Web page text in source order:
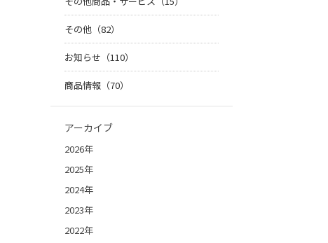
その他（82）
お知らせ（110）
商品情報（70）
アーカイブ
2026年
2025年
2024年
2023年
2022年